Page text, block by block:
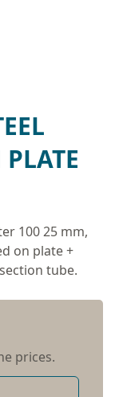
100 25 mm,
on plate +
tube.
prices.